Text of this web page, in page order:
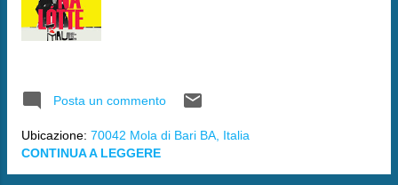
Posta un commento
Ubicazione: 70042 Mola di Bari BA, Italia
CONTINUA A LEGGERE